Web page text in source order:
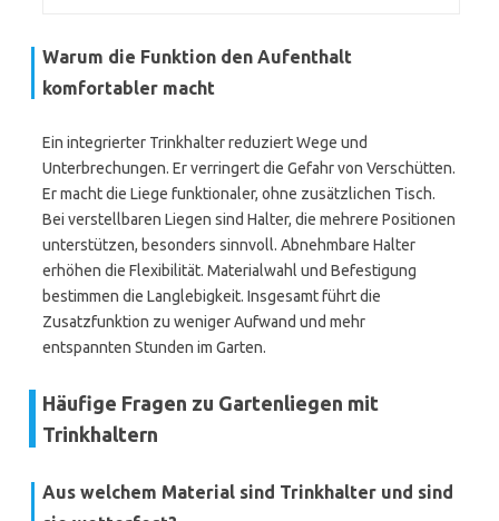
Warum die Funktion den Aufenthalt
komfortabler macht
Ein integrierter Trinkhalter reduziert Wege und
Unterbrechungen. Er verringert die Gefahr von Verschütten.
Er macht die Liege funktionaler, ohne zusätzlichen Tisch.
Bei verstellbaren Liegen sind Halter, die mehrere Positionen
unterstützen, besonders sinnvoll. Abnehmbare Halter
erhöhen die Flexibilität. Materialwahl und Befestigung
bestimmen die Langlebigkeit. Insgesamt führt die
Zusatzfunktion zu weniger Aufwand und mehr
entspannten Stunden im Garten.
Häufige Fragen zu Gartenliegen mit
Trinkhaltern
Aus welchem Material sind Trinkhalter und sind